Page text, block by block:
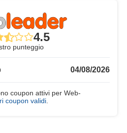
4.5
punteggio
04/08/2026
coupon attivi per Web-
coupon validi